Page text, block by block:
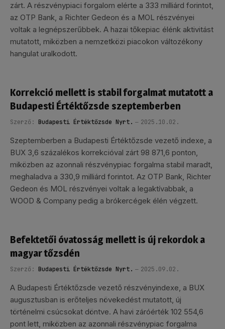
zárt. A részvénypiaci forgalom elérte a 333 milliárd forintot,
az OTP Bank, a Richter Gedeon és a MOL részvényei
voltak a legnépszerűbbek. A hazai tőkepiac élénk aktivitást
mutatott, miközben a nemzetközi piacokon változékony
hangulat uralkodott.
Korrekció mellett is stabil forgalmat mutatott a
Budapesti Értéktőzsde szeptemberben
Szerző: Budapesti Értéktőzsde Nyrt. 2025.10.02.
Szeptemberben a Budapesti Értéktőzsde vezető indexe, a
BUX 3,6 százalékos korrekcióval zárt 98 871,6 ponton,
miközben az azonnali részvénypiac forgalma stabil maradt,
meghaladva a 330,9 milliárd forintot. Az OTP Bank, Richter
Gedeon és MOL részvényei voltak a legaktívabbak, a
WOOD & Company pedig a brókercégek élén végzett.
Befektetői óvatosság mellett is új rekordok a
magyar tőzsdén
Szerző: Budapesti Értéktőzsde Nyrt. 2025.09.02.
A Budapesti Értéktőzsde vezető részvényindexe, a BUX
augusztusban is erőteljes növekedést mutatott, új
történelmi csúcsokat döntve. A havi záróérték 102 554,6
pont lett, miközben az azonnali részvénypiac forgalma